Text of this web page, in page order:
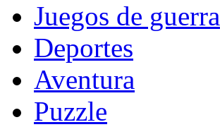
Juegos de guerra
Deportes
Aventura
Puzzle